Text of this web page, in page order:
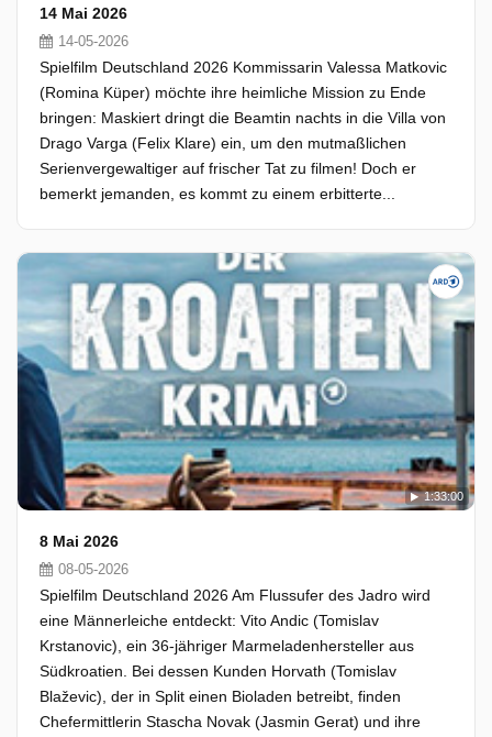
14 Mai 2026
14-05-2026
Spielfilm Deutschland 2026 Kommissarin Valessa Matkovic
(Romina Küper) möchte ihre heimliche Mission zu Ende
bringen: Maskiert dringt die Beamtin nachts in die Villa von
Drago Varga (Felix Klare) ein, um den mutmaßlichen
Serienvergewaltiger auf frischer Tat zu filmen! Doch er
bemerkt jemanden, es kommt zu einem erbitterte...
1:33:00
8 Mai 2026
08-05-2026
Spielfilm Deutschland 2026 Am Flussufer des Jadro wird
eine Männerleiche entdeckt: Vito Andic (Tomislav
Krstanovic), ein 36-jähriger Marmeladenhersteller aus
Südkroatien. Bei dessen Kunden Horvath (Tomislav
Blaževic), der in Split einen Bioladen betreibt, finden
Chefermittlerin Stascha Novak (Jasmin Gerat) und ihre